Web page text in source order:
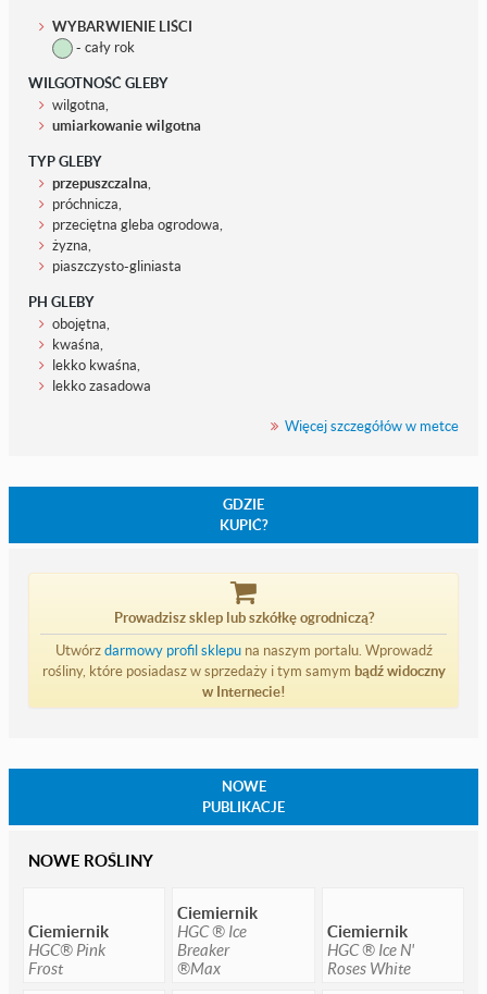
WYBARWIENIE LIŚCI
- cały rok
WILGOTNOŚĆ GLEBY
wilgotna,
umiarkowanie wilgotna
TYP GLEBY
przepuszczalna,
próchnicza,
przeciętna gleba ogrodowa,
żyzna,
piaszczysto-gliniasta
PH GLEBY
obojętna,
kwaśna,
lekko kwaśna,
lekko zasadowa
Więcej szczegółów w metce
GDZIE
KUPIĆ?
Prowadzisz sklep lub szkółkę ogrodniczą?
Utwórzdarmowy profil sklepuna naszym portalu. Wprowadź
rośliny, które posiadasz w sprzedaży i tym samym bądź widoczny
w Internecie!
NOWE
PUBLIKACJE
NOWE ROŚLINY
Ciemiernik
HGC® Pink
Frost
Ciemiernik
HGC ® Ice
Breaker
®Max
Ciemiernik
HGC ® Ice N'
Roses White